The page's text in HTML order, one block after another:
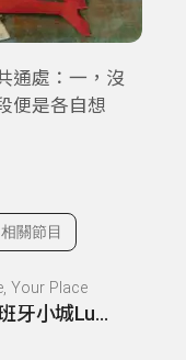
通處：一，沒
便是各自想
相關單集
相關節目
Your Place
穿越西班牙小城Lugo 一起歡度古羅馬節慶